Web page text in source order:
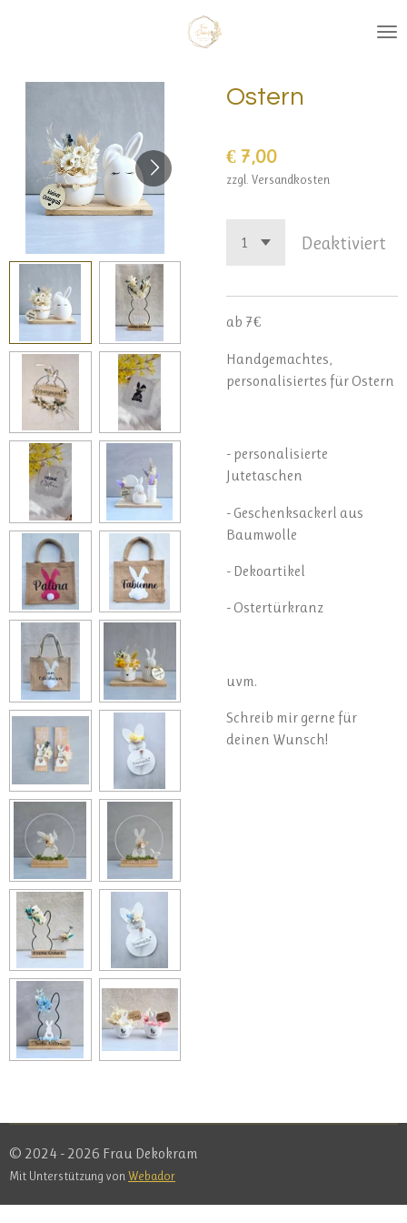
Ostern
€ 7,00
zzgl. Versandkosten
Deaktiviert
ab 7€
Handgemachtes,
personalisiertes für Ostern
- personalisierte
Jutetaschen
- Geschenksackerl aus
Baumwolle
- Dekoartikel
- Ostertürkranz
uvm.
Schreib mir gerne für
deinen Wunsch!
© 2024 - 2026 Frau Dekokram
Mit Unterstützung von Webador